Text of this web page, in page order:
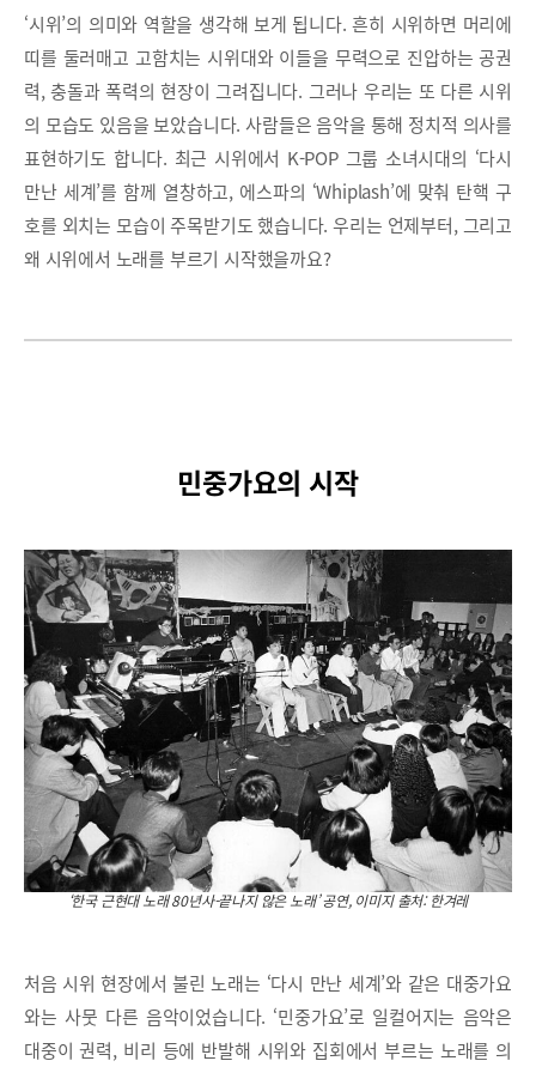
‘시위’의 의미와 역할을 생각해 보게 됩니다. 흔히 시위하면 머리에
띠를 둘러매고 고함치는 시위대와 이들을 무력으로 진압하는 공권
력, 충돌과 폭력의 현장이 그려집니다. 그러나 우리는 또 다른 시위
의 모습도 있음을 보았습니다. 사람들은 음악을 통해 정치적 의사를
표현하기도 합니다. 최근 시위에서 K-POP 그룹 소녀시대의 ‘다시
만난 세계’를 함께 열창하고, 에스파의 ‘Whiplash’에 맞춰 탄핵 구
호를 외치는 모습이 주목받기도 했습니다. 우리는 언제부터, 그리고
왜 시위에서 노래를 부르기 시작했을까요?
민중가요의 시작
‘한국 근현대 노래 80년사-끝나지 않은 노래’ 공연, 이미지 출처: 한겨레
처음 시위 현장에서 불린 노래는 ‘다시 만난 세계’와 같은 대중가요
와는 사뭇 다른 음악이었습니다. ‘민중가요’로 일컬어지는 음악은
대중이 권력, 비리 등에 반발해 시위와 집회에서 부르는 노래를 의